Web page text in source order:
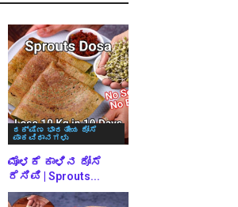
ದಕ್ಷಿಣ ಭಾರತೀಯ ದೋಸೆ
ಪಾಕವಿಧಾನಗಳು
ಮೊಳಕೆ ಕಾಳಿನ ದೋಸೆ
ರೆಸಿಪಿ | Sprouts...